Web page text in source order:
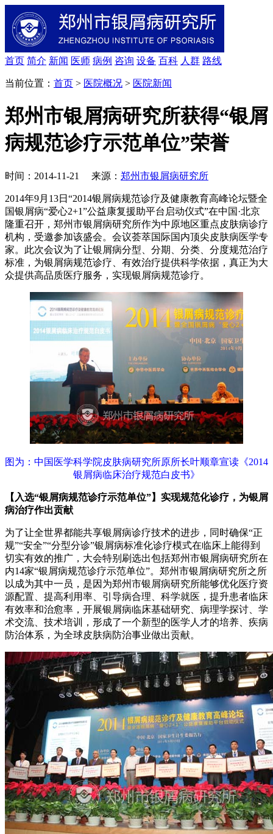
首页 简介 新闻 医师 病例 咨询 设备 百科 人群 路线
当前位置： 首页 > 医院概况 > 医院新闻
郑州市银屑病研究所获得“银屑
病规范诊疗示范单位”荣誉
时间：2014-11-21 来源： 郑州市银屑病研究所
2014年9月13日“2014银屑病规范诊疗及健康教育高峰论坛暨全
国银屑病“爱心2+1”公益康复援助平台启动仪式”在中国·北京
隆重召开，郑州市银屑病研究所作为中原地区重点皮肤病诊疗
机构，受邀参加该盛会。会议荟萃国际国内顶尖皮肤病医学专
家。此次会议为了让银屑病分型、分期、分类、分度规范治疗
标准，为银屑病规范诊疗、有效治疗提供科学依据，真正为大
众提供高品质医疗服务，实现银屑病规范诊疗。
图为：中国医学科学院皮肤病研究所原所长叶顺章宣读《2014
银屑病临床治疗规范白皮书》
【入选“银屑病规范诊疗示范单位”】实现规范化诊疗，为银屑
病治疗作出贡献
为了让全世界都能共享银屑病诊疗技术的进步，同时确保“正
规”“安全”“分型分诊”银屑病标准化诊疗模式在临床上能得到
切实有效的推广，大会特别刷选出包括郑州市银屑病研究所在
内14家“银屑病规范诊疗示范单位”。郑州市银屑病研究所之所
以成为其中一员，是因为郑州市银屑病研究所能够优化医疗资
源配置、提高利用率、引导病合理、科学就医，提升患者临床
有效率和治愈率，开展银屑病临床基础研究、病理学探讨、学
术交流、技术培训，形成了一个新型的医学人才的培养、疾病
防治体系，为全球皮肤病防治事业做出贡献。